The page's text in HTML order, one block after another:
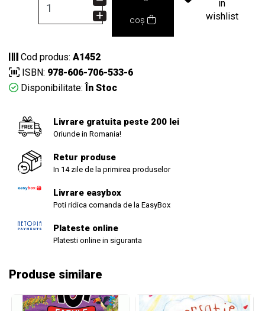
coș
in
wishlist
Cod produs: A1452
ISBN: 978-606-706-533-6
Disponibilitate: În Stoc
Livrare gratuita peste 200 lei
Oriunde in Romania!
Retur produse
In 14 zile de la primirea produselor
Livrare easybox
Poti ridica comanda de la EasyBox
Plateste online
Platesti online in siguranta
Produse similare